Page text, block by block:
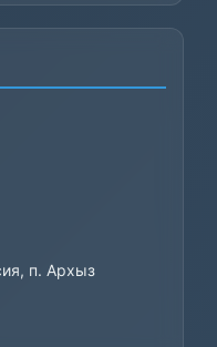
п. Архыз